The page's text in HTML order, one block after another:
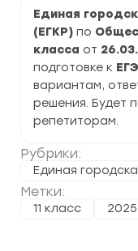
Единая
(ЕГКР) по
класса от
подготовке к ЕГЭ
вариантам,
решения. Будет
репетиторам.
Рубрики:
Единая
Метки:
11 класс
класс
задания
и
ответы